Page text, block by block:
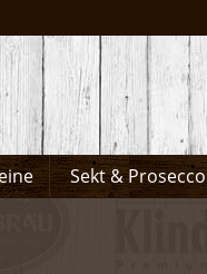
Sekt & Prosecco